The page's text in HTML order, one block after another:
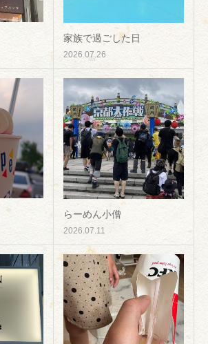
家族で過ごした日
2026.07.26
らーめん小僧
2026.07.11